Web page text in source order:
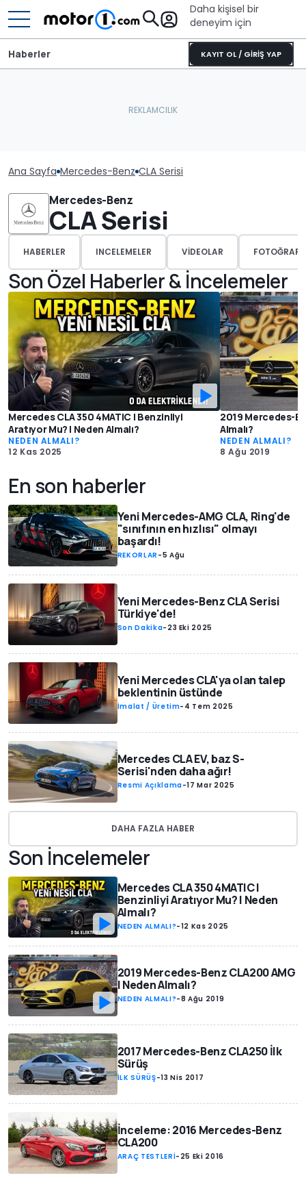
Daha kişisel bir
deneyim için
KAYIT OL / GİRİŞ YAP
Haberler
Ana Sayfa Mercedes-Benz CLA Serisi
Mercedes-Benz
CLA Serisi
HABERLER INCELEMELER VIDEOLAR
Son Özel Haberler & İncelemeler
Mercedes CLA 350 4MATIC | Benzinliyi
Aratıyor Mu? | Neden Almalı?
NEDEN ALMALI?
12 Kas 2025
2019 Mercedes-
Almalı?
NEDEN ALMALI?
8 Ağu 2019
En son haberler
Yeni Mercedes-AMG CLA, Ring'de
"sınıfının en hızlısı" olmayı
başardı!
REKORLAR -5 Ağu
Yeni Mercedes-Benz CLA Serisi
Türkiye'de!
Son Dakika- 23 Eki 2025
Yeni Mercedes CLA'ya olan talep
beklentinin üstünde
İmalat / Üretim- 4 Tem 2025
Mercedes CLA EV, baz S-
Serisi'nden daha ağır!
Resmi Açıklama-17 Mar 2025
DAHA FAZLA HABER
Son İncelemeler
Mercedes CLA 350 4MATIC |
Benzinliyi Aratıyor Mu? | Neden
Almalı?
NEDEN ALMALI?-12 Kas 2025
2019 Mercedes-Benz CLA200 AMG
| Neden Almalı?
NEDEN ALMALI?-8 Ağu 2019
2017 Mercedes-Benz CLA250 İlk
Sürüş
İLK SÜRÜŞ-13 Nis 2017
İnceleme: 2016 Mercedes-Benz
CLA200
ARAÇ TESTLERİ- 25 Eki 2016